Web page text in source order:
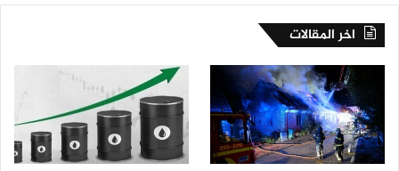
اخر المقالات